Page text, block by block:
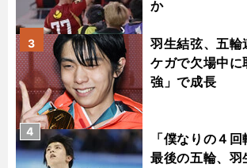
か
羽生結弦、五
ケガで欠場中
強」で成長
3
「僕なりの４
最後の五輪、羽
4